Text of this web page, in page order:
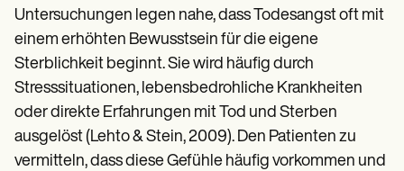
Untersuchungen legen nahe, dass Todesangst oft mit
einem erhöhten Bewusstsein für die eigene
Sterblichkeit beginnt. Sie wird häufig durch
Stresssituationen, lebensbedrohliche Krankheiten
oder direkte Erfahrungen mit Tod und Sterben
ausgelöst (Lehto & Stein, 2009). Den Patienten zu
vermitteln, dass diese Gefühle häufig vorkommen und